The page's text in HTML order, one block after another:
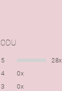
5
28x
4
0x
3
0x